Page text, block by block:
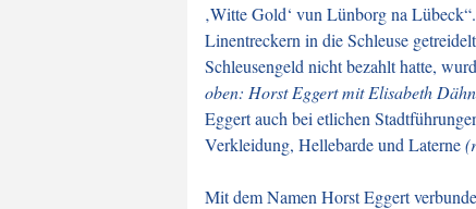
‚Witte Gold‘ vun Lünborg na
Linentreckern in die Schleuse
Schleusengeld nicht bezahlt hatte,
oben: Horst Eggert mit Elisabeth
Eggert auch bei etlichen
Verkleidung, Hellebarde und Laterne
Mit dem Namen Horst Eggert